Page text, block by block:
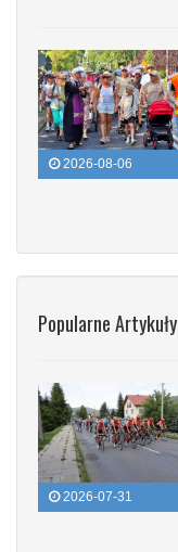
2026-08-06
Popularne Artykuły
2026-07-31